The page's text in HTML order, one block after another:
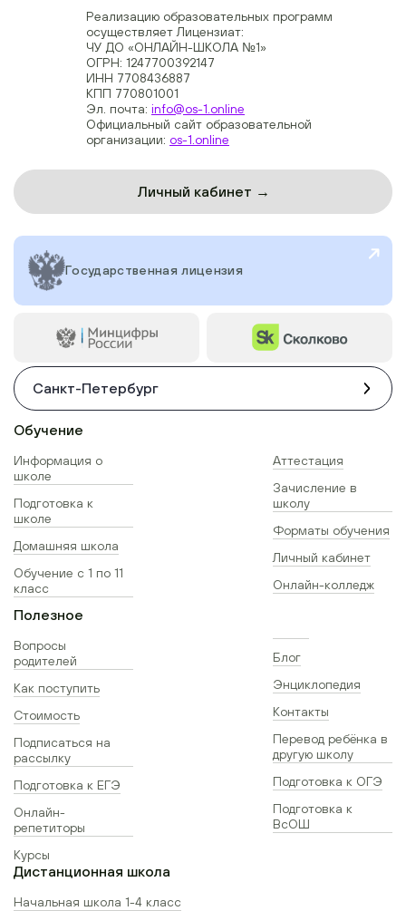
Реализацию образовательных программ
осуществляет Лицензиат:
ЧУ ДО «ОНЛАЙН-ШКОЛА №1»
ОГРН: 1247700392147
ИНН 7708436887
КПП 770801001
Эл. почта: info@os-1.online
Официальный сайт образовательной
организации: os-1.online
Личный кабинет →
Государственная лицензия
Санкт-Петербург
Обучение
Информация о
школе
Подготовка к
школе
Домашняя школа
Обучение с 1 по 11
класс
Аттестация
Зачисление в
школу
Форматы обучения
Личный кабинет
Онлайн-колледж
Полезное
Вопросы
родителей
Как поступить
Стоимость
Подписаться на
рассылку
Подготовка к ЕГЭ
Онлайн-
репетиторы
Курсы
Блог
Энциклопедия
Контакты
Перевод ребёнка в
другую школу
Подготовка к ОГЭ
Подготовка к
ВсОШ
Дистанционная школа
Начальная школа 1-4 класс